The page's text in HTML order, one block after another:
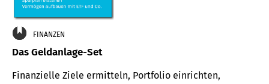
FINANZEN
Das Geldanlage-Set
Finanzielle Ziele ermitteln, Portfolio einrichten,